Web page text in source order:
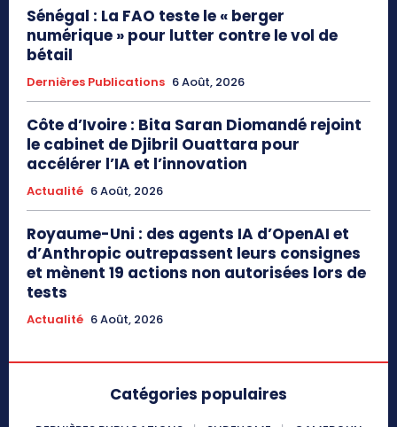
Sénégal : La FAO teste le « berger
numérique » pour lutter contre le vol de
bétail
Dernières Publications 6 Août, 2026
Côte d’Ivoire : Bita Saran Diomandé rejoint
le cabinet de Djibril Ouattara pour
accélérer l’IA et l’innovation
Actualité 6 Août, 2026
Royaume-Uni : des agents IA d’OpenAI et
d’Anthropic outrepassent leurs consignes
et mènent 19 actions non autorisées lors de
tests
Actualité 6 Août, 2026
Catégories populaires